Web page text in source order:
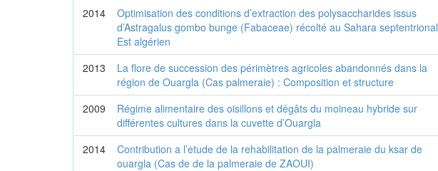
2014
Optimisation des conditions d’extraction des polysaccharides issus
d’Astragalus gombo bunge (Fabaceae) récolté au Sahara septentrional
Est algérien
2013
La flore de succession des périmètres agricoles abandonnés dans la
région de Ouargla (Cas palmeraie) : Composition et structure
2009
Régime alimentaire des oisillons et dégâts du moineau hybride sur
différentes cultures dans la cuvette d’Ouargla
2014
Contribution a l’etude de la rehabilitation de la palmeraie du ksar de
ouargla (Cas de de la palmeraie de ZAOUI)